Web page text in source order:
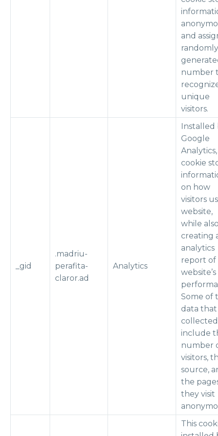
and
randomly
number
unique
visitors.
_gid
.madriu-
perafita-
claror.ad
Analytics
Installed
Google
cookie
on how
visitors
website,
while
creating
analytics
report of
website’s
Some of
data that
collected
include
number
visitors,
source,
the
they visit
This